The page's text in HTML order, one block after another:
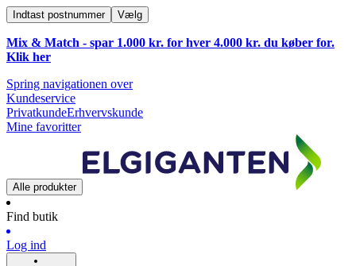
Indtast postnummer Vælg
Mix & Match - spar 1.000 kr. for hver 4.000 kr. du køber for.
Klik her
Spring navigationen over
Kundeservice
PrivatkundeErhvervskunde
Mine favoritter
Alle produkter
Find butik
Log ind